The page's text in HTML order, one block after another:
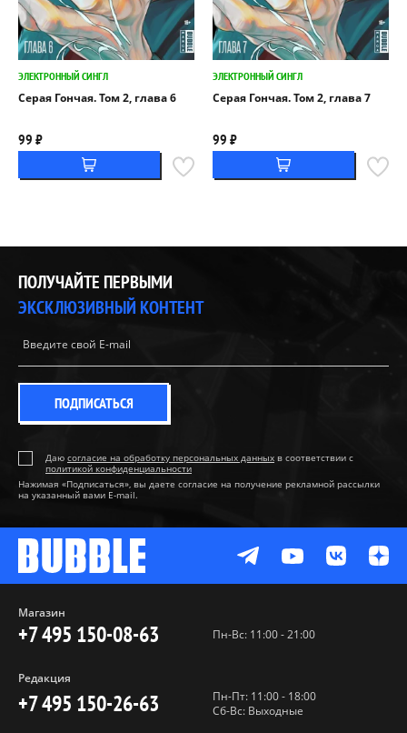
ЭЛЕКТРОННЫЙ СИНГЛ
Серая Гончая. Том 2, глава 6
99 ₽
ЭЛЕКТРОННЫЙ СИНГЛ
Серая Гончая. Том 2, глава 7
99 ₽
ПОЛУЧАЙТЕ ПЕРВЫМИ
ЭКСКЛЮЗИВНЫЙ КОНТЕНТ
ПОДПИСАТЬСЯ
Даю согласие на обработку персональных данных в соответствии с
политикой конфиденциальности
Нажимая «Подписаться», вы даете согласие на получение рекламной рассылки
на указанный вами E-mail.
Магазин
+7 495 150-08-63 Пн-Вс: 11:00 - 21:00
Редакция
+7 495 150-26-63
Пн-Пт: 11:00 - 18:00
Сб-Вс: Выходные